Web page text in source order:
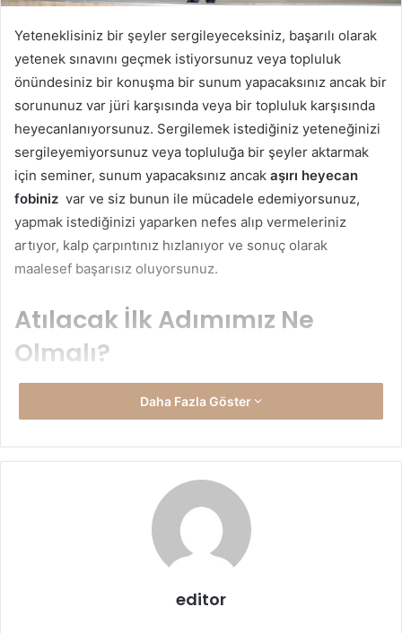
Yeteneklisiniz bir şeyler sergileyeceksiniz, başarılı olarak
yetenek sınavını geçmek istiyorsunuz veya topluluk
önündesiniz bir konuşma bir sunum yapacaksınız ancak bir
sorununuz var jüri karşısında veya bir topluluk karşısında
heyecanlanıyorsunuz. Sergilemek istediğiniz yeteneğinizi
sergileyemiyorsunuz veya topluluğa bir şeyler aktarmak
için seminer, sunum yapacaksınız ancak aşırı heyecan
fobiniz var ve siz bunun ile mücadele edemiyorsunuz,
yapmak istediğinizi yaparken nefes alıp vermeleriniz
artıyor, kalp çarpıntınız hızlanıyor ve sonuç olarak
maalesef başarısız oluyorsunuz.
Atılacak İlk Adımımız Ne
Olmalı?
Neler yapmalıyız ve nereden başlamalıyız ki aşırı heyecanı
yenebilmek mümkün olsun. Bizde adeta ciddi bir boyuta
gitmektedir. Kendimizi en iyi biz tanıyacağımızdan dolayı
eksiklerimizi fark edip o doğrultuda hareket etmemiz
Daha Fazla Göster
editor